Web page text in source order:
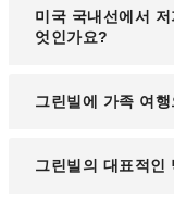
봄에는 폭포 공
틴 주립공원이 단
미국 국내선에서
엇인가요?
저가 항공사는
그린빌에 가족 여
어린이를 위한
그린빌의 대표적인